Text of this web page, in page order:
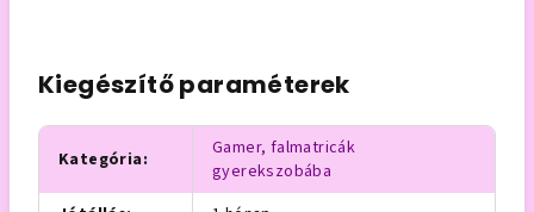
Kiegészítő paraméterek
Kategória:
Gamer, falmatricák
gyerekszobába